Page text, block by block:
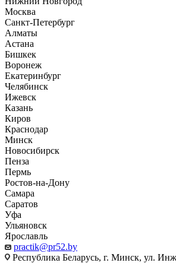
Москва
Санкт-Петербург
Алматы
Астана
Бишкек
Воронеж
Екатеринбург
Челябинск
Ижевск
Казань
Киров
Краснодар
Минск
Новосибирск
Пенза
Пермь
Ростов-на-Дону
Самара
Саратов
Уфа
Ульяновск
Ярославль
practik@pr52.by
Республика Беларусь, г. Минск, ул.